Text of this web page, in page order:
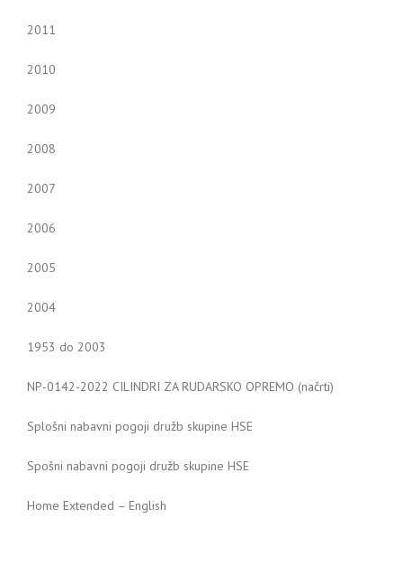
2011
2010
2009
2008
2007
2006
2005
2004
1953 do 2003
NP-0142-2022 CILINDRI ZA RUDARSKO OPREMO (načrti)
Splošni nabavni pogoji družb skupine HSE
Spošni nabavni pogoji družb skupine HSE
Home Extended – English